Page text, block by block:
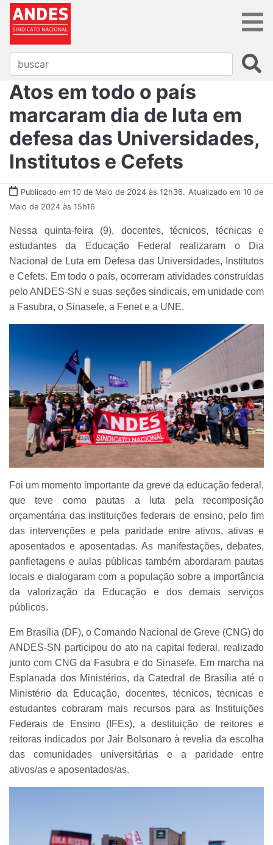
Atos em todo o país
marcaram dia de luta em
defesa das Universidades,
Institutos e Cefets
Publicado em 10 de Maio de 2024 às 12h36. Atualizado em 10 de
Maio de 2024 às 15h16
Nessa quinta-feira (9), docentes, técnicos, técnicas e
estudantes da Educação Federal realizaram o Dia
Nacional de Luta em Defesa das Universidades, Institutos
e Cefets. Em todo o país, ocorreram atividades construídas
pelo ANDES-SN e suas seções sindicais, em unidade com
a Fasubra, o Sinasefe, a Fenet e a UNE.
Foi um momento importante da greve da educação federal,
que teve como pautas a luta pela recomposição
orçamentária das instituições federais de ensino, pelo fim
das intervenções e pela paridade entre ativos, ativas e
aposentados e aposentadas. As manifestações, debates,
panfletagens e aulas públicas também abordaram pautas
locais e dialogaram com a população sobre a importância
da valorização da Educação e dos demais serviços
públicos.
Em Brasília (DF), o Comando Nacional de Greve (CNG) do
ANDES-SN participou do ato na capital federal, realizado
junto com CNG da Fasubra e do Sinasefe. Em marcha na
Esplanada dos Ministérios, da Catedral de Brasília até o
Ministério da Educação, docentes, técnicos, técnicas e
estudantes cobraram mais recursos para as Instituições
Federais de Ensino (IFEs), a destituição de reitores e
reitoras indicados por Jair Bolsonaro à revelia da escolha
das comunidades universitárias e a paridade entre
ativos/as e aposentados/as.